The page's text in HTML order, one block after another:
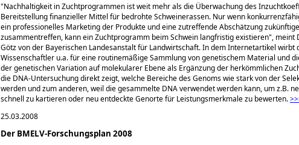
"Nachhaltigkeit in Zuchtprogrammen ist weit mehr als die Überwachung des
Bereitstellung finanzieller Mittel für bedrohte Schweinerassen. Nur wenn
ein professionelles Marketing der Produkte und eine zutreffende Abschätzung
zusammentreffen, kann ein Zuchtprogramm beim Schwein langfristig existieren", meint
Götz von der Bayerischen Landesanstalt für Landwirtschaft. In dem Internetartikel wirbt
Wissenschaftler u.a. für eine routinemäßige Sammlung von genetischem Material und
der genetischen Variation auf molekularer Ebene als Ergänzung der herkömmlichen
die DNA-Untersuchung direkt zeigt, welche Bereiche des Genoms wie stark von der
werden und zum anderen, weil die gesammelte DNA verwendet werden kann, um z.B.
schnell zu kartieren oder neu entdeckte Genorte für Leistungsmerkmale zu bewerten.
25.03.2008
Der BMELV-Forschungsplan 2008